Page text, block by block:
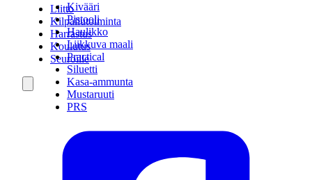
Kivääri
Pistooli
Haulikko
Liikkuva maali
Practical
Siluetti
Kasa-ammunta
Mustaruuti
PRS
Liitto
Kilpailutoiminta
Harrastus
Koulutus
Seuroille